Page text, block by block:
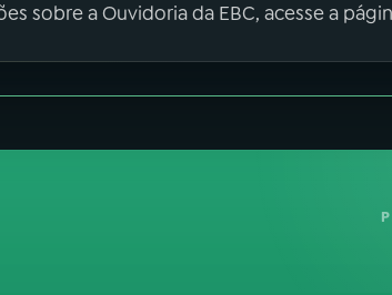
sobre a Ouvidoria da EBC, acesse a